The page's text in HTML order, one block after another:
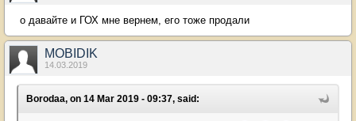
о давайте и ГОХ мне вернем, его тоже продали
MOBIDIK
14.03.2019
Borodaa, on 14 Mar 2019 - 09:37, said: